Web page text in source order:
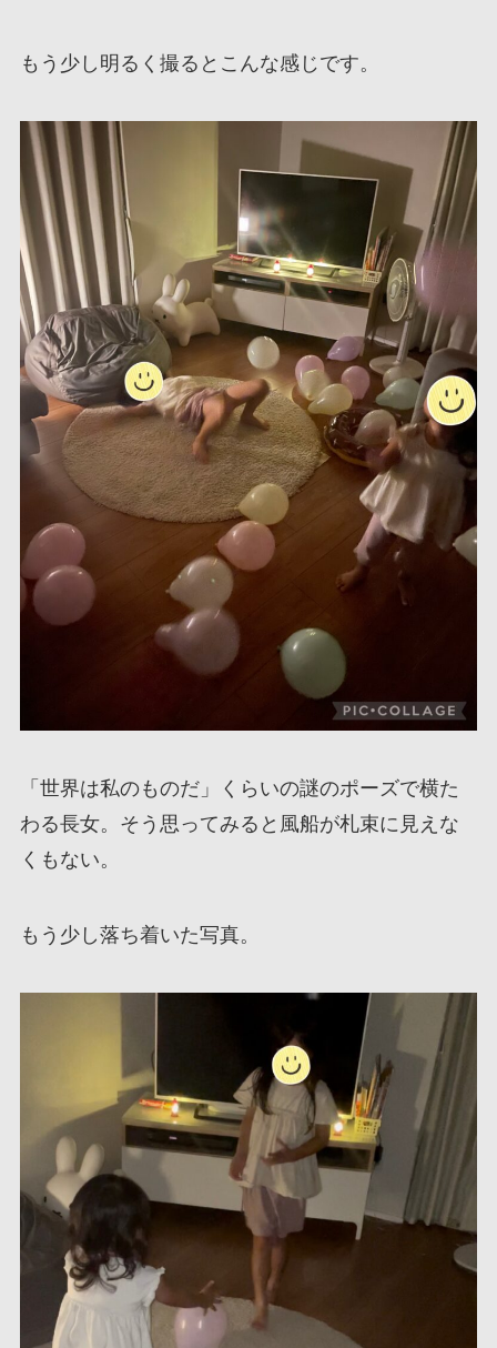
もう少し明るく撮るとこんな感じです。
「世界は私のものだ」くらいの謎のポーズで横た
わる長女。そう思ってみると風船が札束に見えな
くもない。
もう少し落ち着いた写真。